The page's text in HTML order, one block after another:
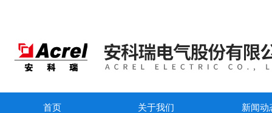
首页 关于我们 新闻动